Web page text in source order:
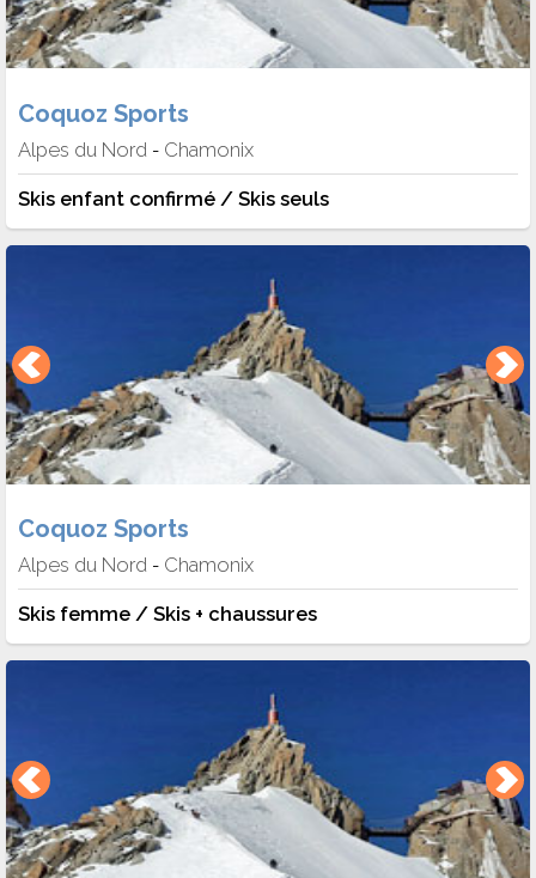
Coquoz Sports
Alpes du Nord - Chamonix
Skis enfant confirmé / Skis seuls
Coquoz Sports
Alpes du Nord - Chamonix
Skis femme / Skis + chaussures